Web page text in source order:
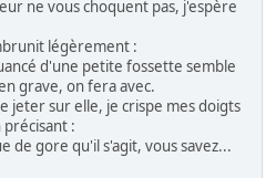
ne vous choquent pas, j'espère
légèrement :
d'une petite fossette semble
grave, on fera avec.
jeter sur elle, je crispe mes doigts
:
de gore qu'il s'agit, vous savez...